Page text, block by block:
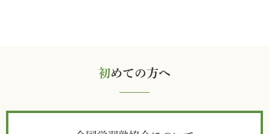
初めての方へ